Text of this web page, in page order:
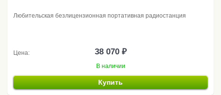
Любительская безлицензионная портативная радиостанция
Цена: 38 070 ₽
В наличии
Купить